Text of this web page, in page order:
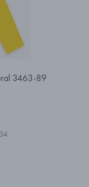
3463-89